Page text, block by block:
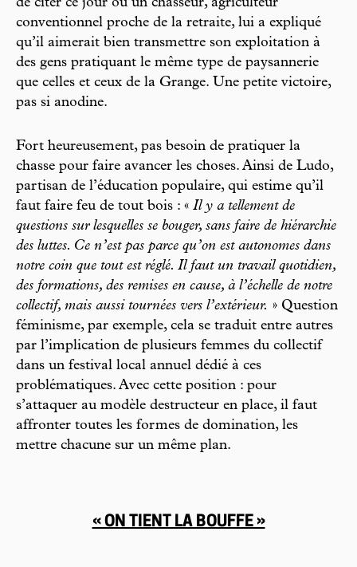
de citer ce jour où un chasseur, agriculteur
conventionnel proche de la retraite, lui a expliqué
qu’il aimerait bien transmettre son exploitation à
des gens pratiquant le même type de paysannerie
que celles et ceux de la Grange. Une petite victoire,
pas si anodine.
Fort heureusement, pas besoin de pratiquer la
chasse pour faire avancer les choses. Ainsi de Ludo,
partisan de l’éducation populaire, qui estime qu’il
faut faire feu de tout bois : « Il y a tellement de
questions sur lesquelles se bouger, sans faire de hiérarchie
des luttes. Ce n’est pas parce qu’on est autonomes dans
notre coin que tout est réglé. Il faut un travail quotidien,
des formations, des remises en cause, à l’échelle de notre
collectif, mais aussi tournées vers l’extérieur. » Question
féminisme, par exemple, cela se traduit entre autres
par l’implication de plusieurs femmes du collectif
dans un festival local annuel dédié à ces
problématiques. Avec cette position : pour
s’attaquer au modèle destructeur en place, il faut
affronter toutes les formes de domination, les
mettre chacune sur un même plan.
« ON TIENT LA BOUFFE »